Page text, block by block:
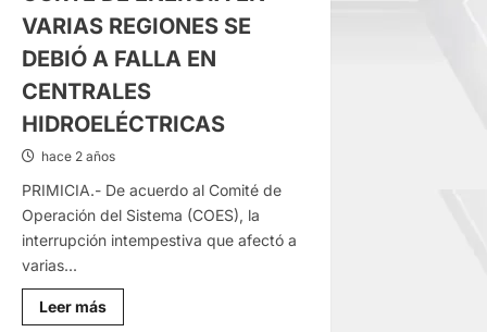
VARIAS REGIONES SE
DEBIÓ A FALLA EN
CENTRALES
HIDROELÉCTRICAS
hace 2 años
PRIMICIA.- De acuerdo al Comité de
Operación del Sistema (COES), la
interrupción intempestiva que afectó a
varias...
Leer másLee
más